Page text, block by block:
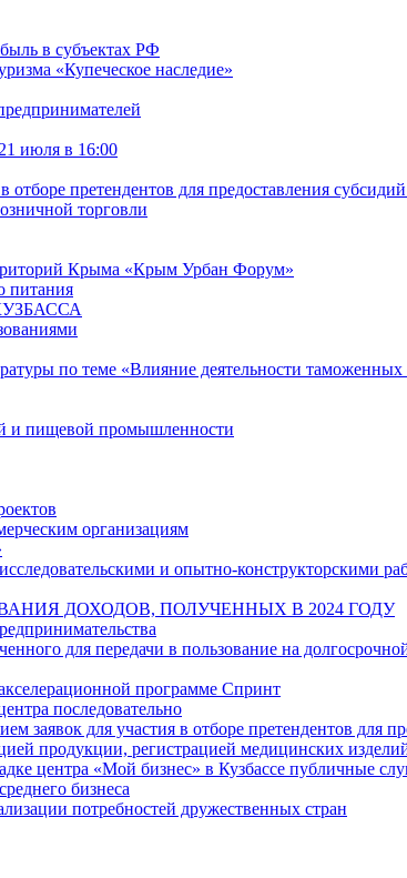
в субъектах РФ
«Купеческое наследие»
июля в 16:00
претендентов для предоставления
торговли
Крыма «Крым Урбан Форум»
питания
по теме «Влияние деятельности
и пищевой промышленности
организациям
и опытно-конструкторскими
ДОХОДОВ, ПОЛУЧЕННЫХ В 2024 ГОДУ
для передачи в пользование на
программе Спринт
последовательно
заявок для участия в отборе претендентов для
продукции, регистрацией медицинских
центра «Мой бизнес» в Кузбассе публичные
бизнеса
потребностей дружественных стран